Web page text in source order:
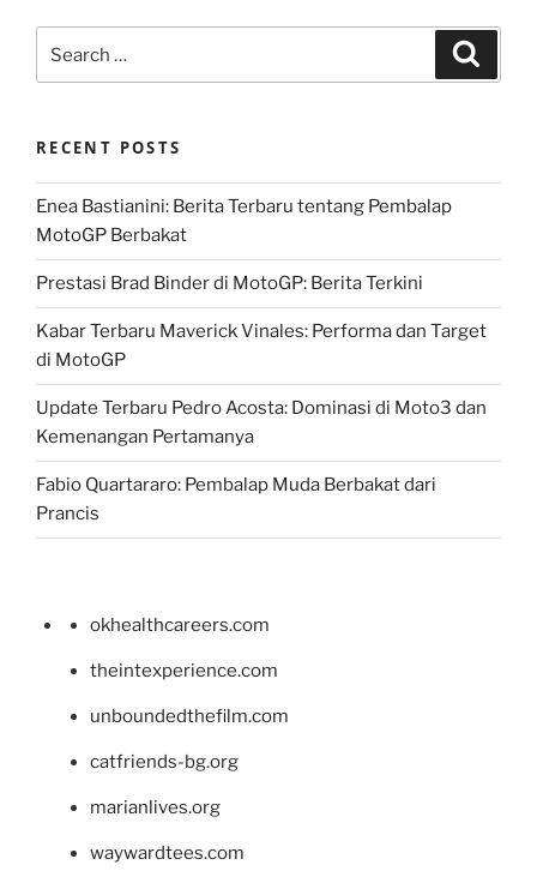
for:
RECENT POSTS
Enea Bastianini: Berita Terbaru tentang Pembalap
MotoGP Berbakat
Prestasi Brad Binder di MotoGP: Berita Terkini
Kabar Terbaru Maverick Vinales: Performa dan Target
di MotoGP
Update Terbaru Pedro Acosta: Dominasi di Moto3 dan
Kemenangan Pertamanya
Fabio Quartararo: Pembalap Muda Berbakat dari
Prancis
okhealthcareers.com
theintexperience.com
unboundedthefilm.com
catfriends-bg.org
marianlives.org
waywardtees.com